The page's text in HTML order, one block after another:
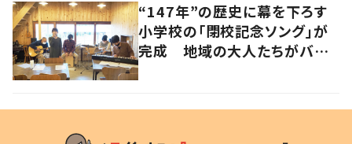
“147年”の歴史に幕を下ろす
小学校の「閉校記念ソング」が
完成 地域の大人たちがバン